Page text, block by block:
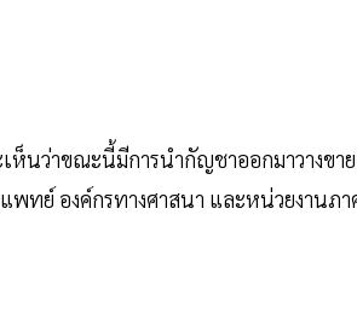
ห็นว่าขณะนี้มีการนำกัญชาออกมาวางขาย
ทย์ องค์กรทางศาสนา และหน่วยงานภา